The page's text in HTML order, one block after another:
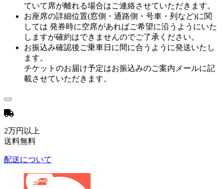
ていて席が離れる場合はご連絡させていただきます。
お座席の詳細位置(窓側・通路側・号車・列など)に関
しては 発券時に空席があればご希望に沿うようにいた
しますが確約はできませんのでご了承ください。
お振込み確認後ご乗車日に間に合うように発送いたし
ます。
チケットのお届け予定はお振込みのご案内メールに記
載させていただきます。
2万円以上
送料無料
配送について